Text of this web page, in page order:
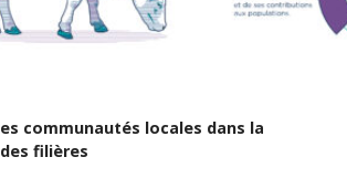
communautés locales dans la
filières